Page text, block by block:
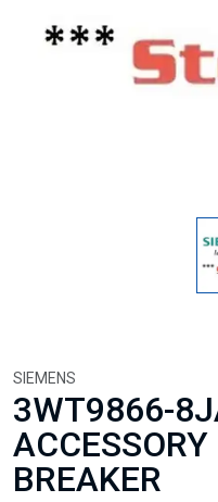
SIEMENS
3WT9866-
BREAKER